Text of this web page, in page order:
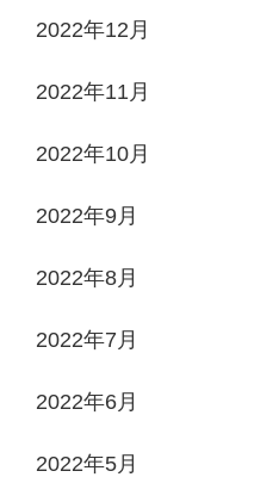
2022年12月
2022年11月
2022年10月
2022年9月
2022年8月
2022年7月
2022年6月
2022年5月